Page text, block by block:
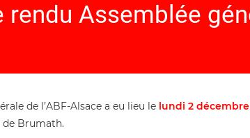
rendu Assemblée
de l’ABF-Alsace a eu lieu le lundi 2 décembre
Brumath.